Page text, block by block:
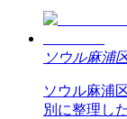
ソウル麻浦
ソウル麻浦
別に整理し